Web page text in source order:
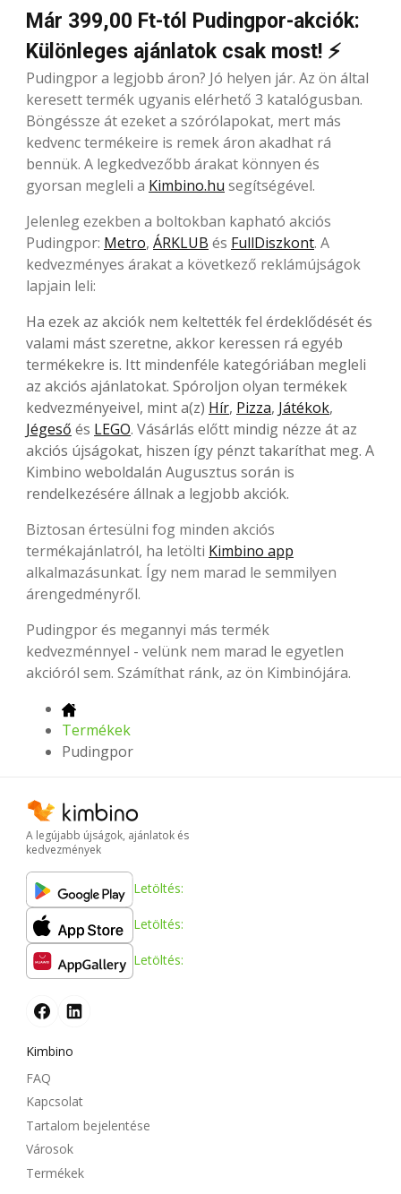
Már 399,00 Ft-tól Pudingpor-akciók:
Különleges ajánlatok csak most! ⚡
Pudingpor a legjobb áron? Jó helyen jár. Az ön által
keresett termék ugyanis elérhető 3 katalógusban.
Böngéssze át ezeket a szórólapokat, mert más
kedvenc termékeire is remek áron akadhat rá
bennük. A legkedvezőbb árakat könnyen és
gyorsan megleli a Kimbino.hu segítségével.
Jelenleg ezekben a boltokban kapható akciós
Pudingpor: Metro, ÁRKLUB és FullDiszkont. A
kedvezményes árakat a következő reklámújságok
lapjain leli:
Ha ezek az akciók nem keltették fel érdeklődését és
valami mást szeretne, akkor keressen rá egyéb
termékekre is. Itt mindenféle kategóriában megleli
az akciós ajánlatokat. Spóroljon olyan termékek
kedvezményeivel, mint a(z) Hír, Pizza, Játékok,
Jégeső és LEGO. Vásárlás előtt mindig nézze át az
akciós újságokat, hiszen így pénzt takaríthat meg. A
Kimbino weboldalán Augusztus során is
rendelkezésére állnak a legjobb akciók.
Biztosan értesülni fog minden akciós
termékajánlatról, ha letölti Kimbino app
alkalmazásunkat. Így nem marad le semmilyen
árengedményről.
Pudingpor és megannyi más termék
kedvezménnyel - velünk nem marad le egyetlen
akcióról sem. Számíthat ránk, az ön Kimbinójára.
Termékek
Pudingpor
A legújabb újságok, ajánlatok és
kedvezmények
Letöltés:
Letöltés:
Letöltés:
Kimbino
FAQ
Kapcsolat
Tartalom bejelentése
Városok
Termékek